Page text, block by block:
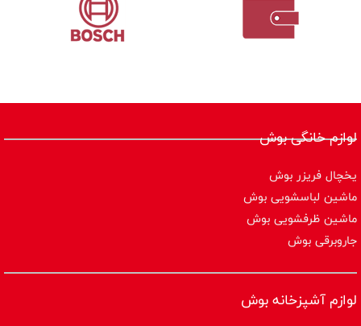
لوازم خانگی بوش
یخچال فریزر بوش
ماشین لباسشویی بوش
ماشین ظرفشویی بوش
جاروبرقی بوش
لوازم آشپزخانه بوش